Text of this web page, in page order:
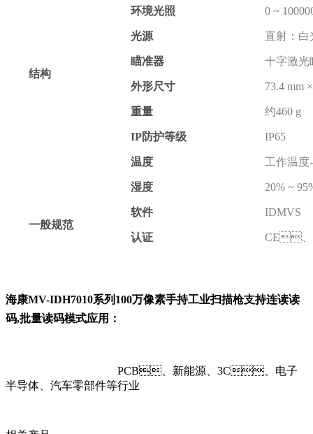
结构
环境光照 0 ~
光源 直射
瞄准器 十字激光
外形尺寸 73.4 mm
重量 约460 g
IP防护等级 IP65
温度 工作温
湿度 20% ~
一般规范
软件 IDMVS
认证 CE、
海康MV-IDH7010系列100万像素手持工业扫描枪支持连读读
码,批量读码模式应用：
PCB、新能源、3C、电子
半导体、汽车零部件等行业